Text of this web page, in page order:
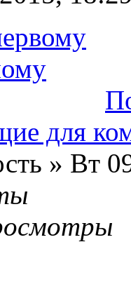
для
» Вт